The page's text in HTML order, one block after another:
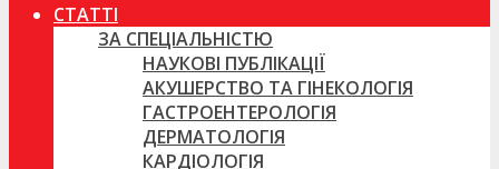
СТАТТІ
ЗА СПЕЦІАЛЬНІСТЮ
НАУКОВІ ПУБЛІКАЦІЇ
АКУШЕРСТВО ТА ГІНЕКОЛОГІЯ
ГАСТРОЕНТЕРОЛОГІЯ
ДЕРМАТОЛОГІЯ
КАРДІОЛОГІЯ